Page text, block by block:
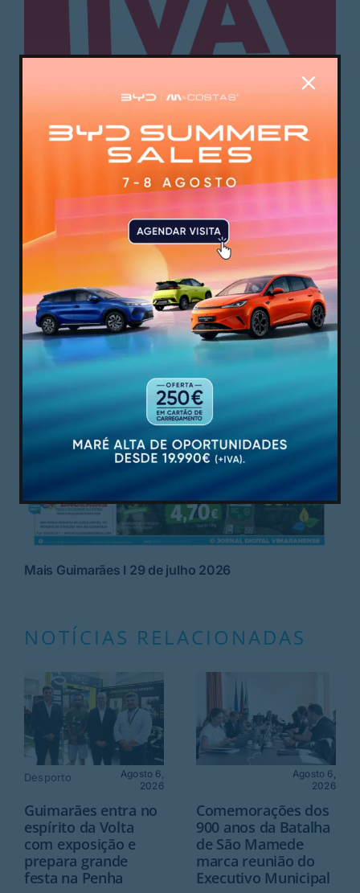
Mais Guimarães I 29 de julho 2026
NOTÍCIAS RELACIONADAS
Desporto
Agosto 6,
2026
Guimarães entra no
espírito da Volta
com exposição e
prepara grande
festa na Penha
Agosto 6,
2026
Comemorações dos
900 anos da Batalha
de São Mamede
marca reunião do
Executivo Municipal